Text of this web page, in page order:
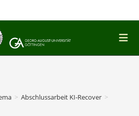
> Abschlussarbeit KI-Recover >